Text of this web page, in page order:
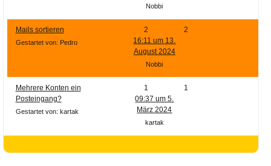
Nobbi
Mails sortieren
Gestartet von: Pedro
2
2
16:11 um 13.
August 2024
Nobbi
Mehrere Konten ein
Posteingang?
Gestartet von: kartak
1
1
09:37 um 5.
März 2024
kartak